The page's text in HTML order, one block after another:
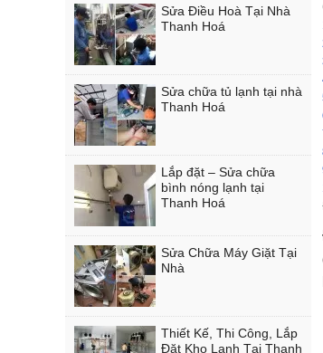
Sửa Điều Hoà Tại Nhà
Thanh Hoá
Sửa chữa tủ lạnh tại nhà
Thanh Hoá
Lắp đặt – Sửa chữa
bình nóng lạnh tại
Thanh Hoá
Sửa Chữa Máy Giặt Tại
Nhà
Thiết Kế, Thi Công, Lắp
Đặt Kho Lạnh Tại Thanh